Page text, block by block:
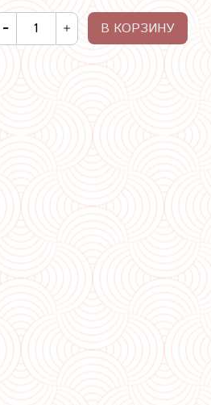
В КОРЗИНУ